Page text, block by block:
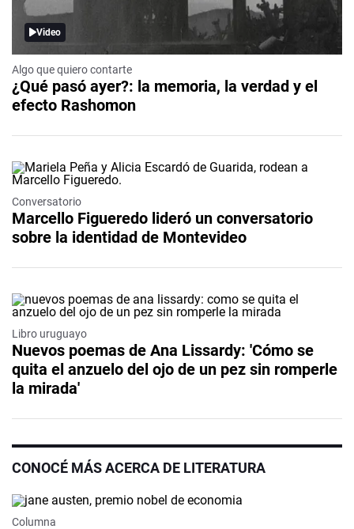
Video
Algo que quiero contarte
¿Qué pasó ayer?: la memoria, la verdad y el
efecto Rashomon
Conversatorio
Marcello Figueredo lideró un conversatorio
sobre la identidad de Montevideo
Libro uruguayo
Nuevos poemas de Ana Lissardy: 'Cómo se
quita el anzuelo del ojo de un pez sin romperle
la mirada'
CONOCÉ MÁS ACERCA DE LITERATURA
Columna